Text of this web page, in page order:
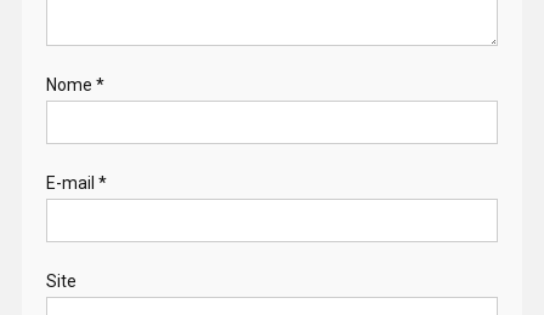
Nome *
E-mail *
Site